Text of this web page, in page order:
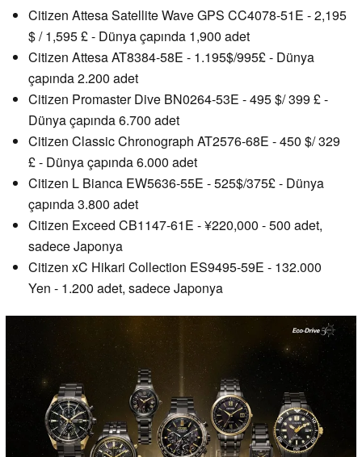
Citizen Attesa Satellite Wave GPS CC4078-51E - 2,195
$ / 1,595 £ - Dünya çapında 1,900 adet
Citizen Attesa AT8384-58E - 1.195$/995£ - Dünya
çapında 2.200 adet
Citizen Promaster Dive BN0264-53E - 495 $/ 399 £ -
Dünya çapında 6.700 adet
Citizen Classic Chronograph AT2576-68E - 450 $/ 329
£ - Dünya çapında 6.000 adet
Citizen L Bianca EW5636-55E - 525$/375£ - Dünya
çapında 3.800 adet
Citizen Exceed CB1147-61E - ¥220,000 - 500 adet,
sadece Japonya
Citizen xC Hikari Collection ES9495-59E - 132.000
Yen - 1.200 adet, sadece Japonya